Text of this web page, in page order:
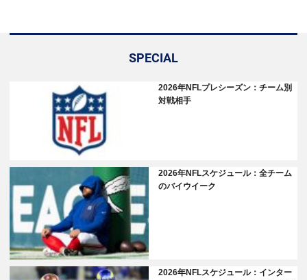
SPECIAL
2026年NFLプレシーズン：チーム別
対戦相手
2026年NFLスケジュール：全チーム
のバイウイーク
2026年NFLスケジュール：インター